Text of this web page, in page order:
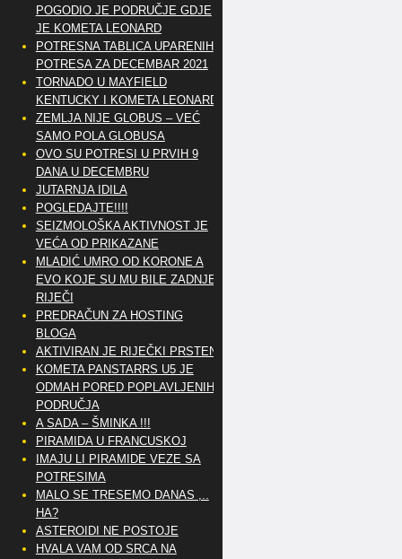
POGODIO JE PODRUČJE GDJE
JE KOMETA LEONARD
POTRESNA TABLICA UPARENIH
POTRESA ZA DECEMBAR 2021
TORNADO U MAYFIELD
KENTUCKY I KOMETA LEONARD
ZEMLJA NIJE GLOBUS – VEĆ
SAMO POLA GLOBUSA
OVO SU POTRESI U PRVIH 9
DANA U DECEMBRU
JUTARNJA IDILA
POGLEDAJTE!!!!
SEIZMOLOŠKA AKTIVNOST JE
VEĆA OD PRIKAZANE
MLADIĆ UMRO OD KORONE A
EVO KOJE SU MU BILE ZADNJE
RIJEČI
PREDRAČUN ZA HOSTING
BLOGA
AKTIVIRAN JE RIJEČKI PRSTEN
KOMETA PANSTARRS U5 JE
ODMAH PORED POPLAVLJENIH
PODRUČJA
A SADA – ŠMINKA !!!
PIRAMIDA U FRANCUSKOJ
IMAJU LI PIRAMIDE VEZE SA
POTRESIMA
MALO SE TRESEMO DANAS ,..
HA?
ASTEROIDI NE POSTOJE
HVALA VAM OD SRCA NA